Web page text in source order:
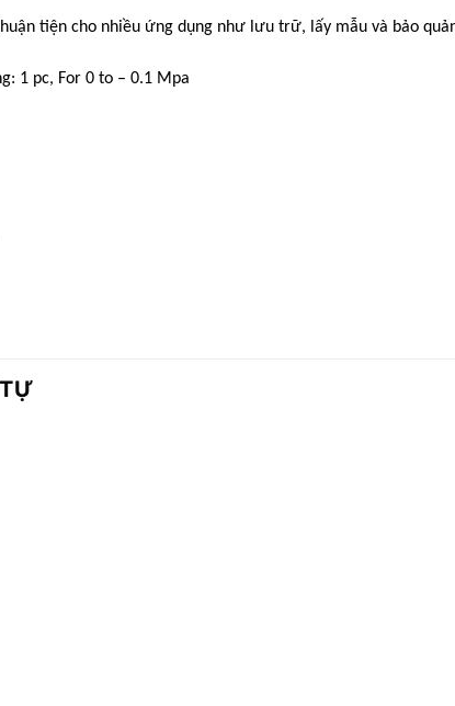
tiện cho nhiều ứng dụng như lưu trữ, lấy mẫu và bảo
1 pc, For 0 to – 0.1 Mpa